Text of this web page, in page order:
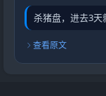
杀猪盘，进去3天
查看原文